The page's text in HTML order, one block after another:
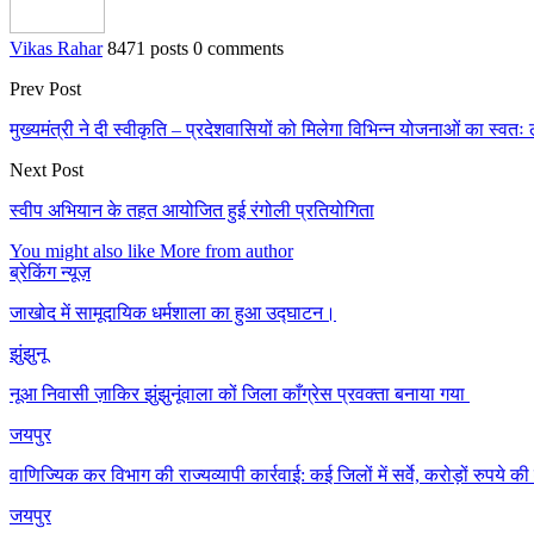
Vikas Rahar 8471 posts 0 comments
Prev Post
मुख्यमंत्री ने दी स्वीकृति – प्रदेशवासियों को मिलेगा विभिन्न योजनाओं का स्वतः
Next Post
स्वीप अभियान के तहत आयोजित हुई रंगोली प्रतियोगिता
You might also like More from author
ब्रेकिंग न्यूज़
जाखोद में सामूदायिक धर्मशाला का हुआ उद्घाटन।
झुंझुनू
नूआ निवासी ज़ाकिर झुंझुनूंवाला कों जिला काँग्रेस प्रवक्ता बनाया गया
जयपुर
वाणिज्यिक कर विभाग की राज्यव्यापी कार्रवाई: कई जिलों में सर्वे, करोड़ों रुपये
जयपुर